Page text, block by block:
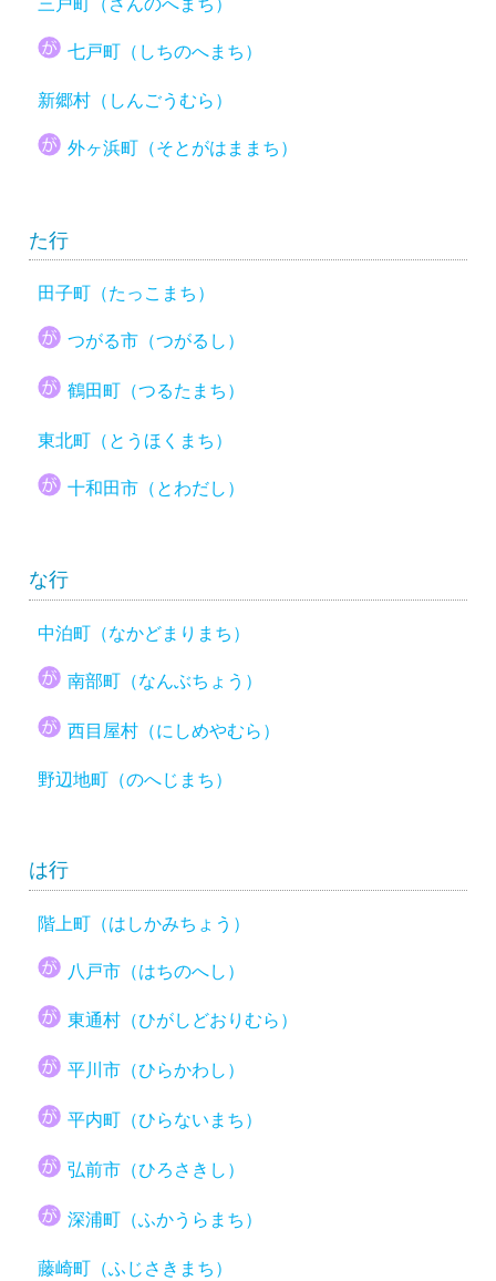
七戸町（しちのへまち）
新郷村（しんごうむら）
外ヶ浜町（そとがはままち）
た行
田子町（たっこまち）
つがる市（つがるし）
鶴田町（つるたまち）
東北町（とうほくまち）
十和田市（とわだし）
な行
中泊町（なかどまりまち）
南部町（なんぶちょう）
西目屋村（にしめやむら）
野辺地町（のへじまち）
は行
階上町（はしかみちょう）
八戸市（はちのへし）
東通村（ひがしどおりむら）
平川市（ひらかわし）
平内町（ひらないまち）
弘前市（ひろさきし）
深浦町（ふかうらまち）
藤崎町（ふじさきまち）